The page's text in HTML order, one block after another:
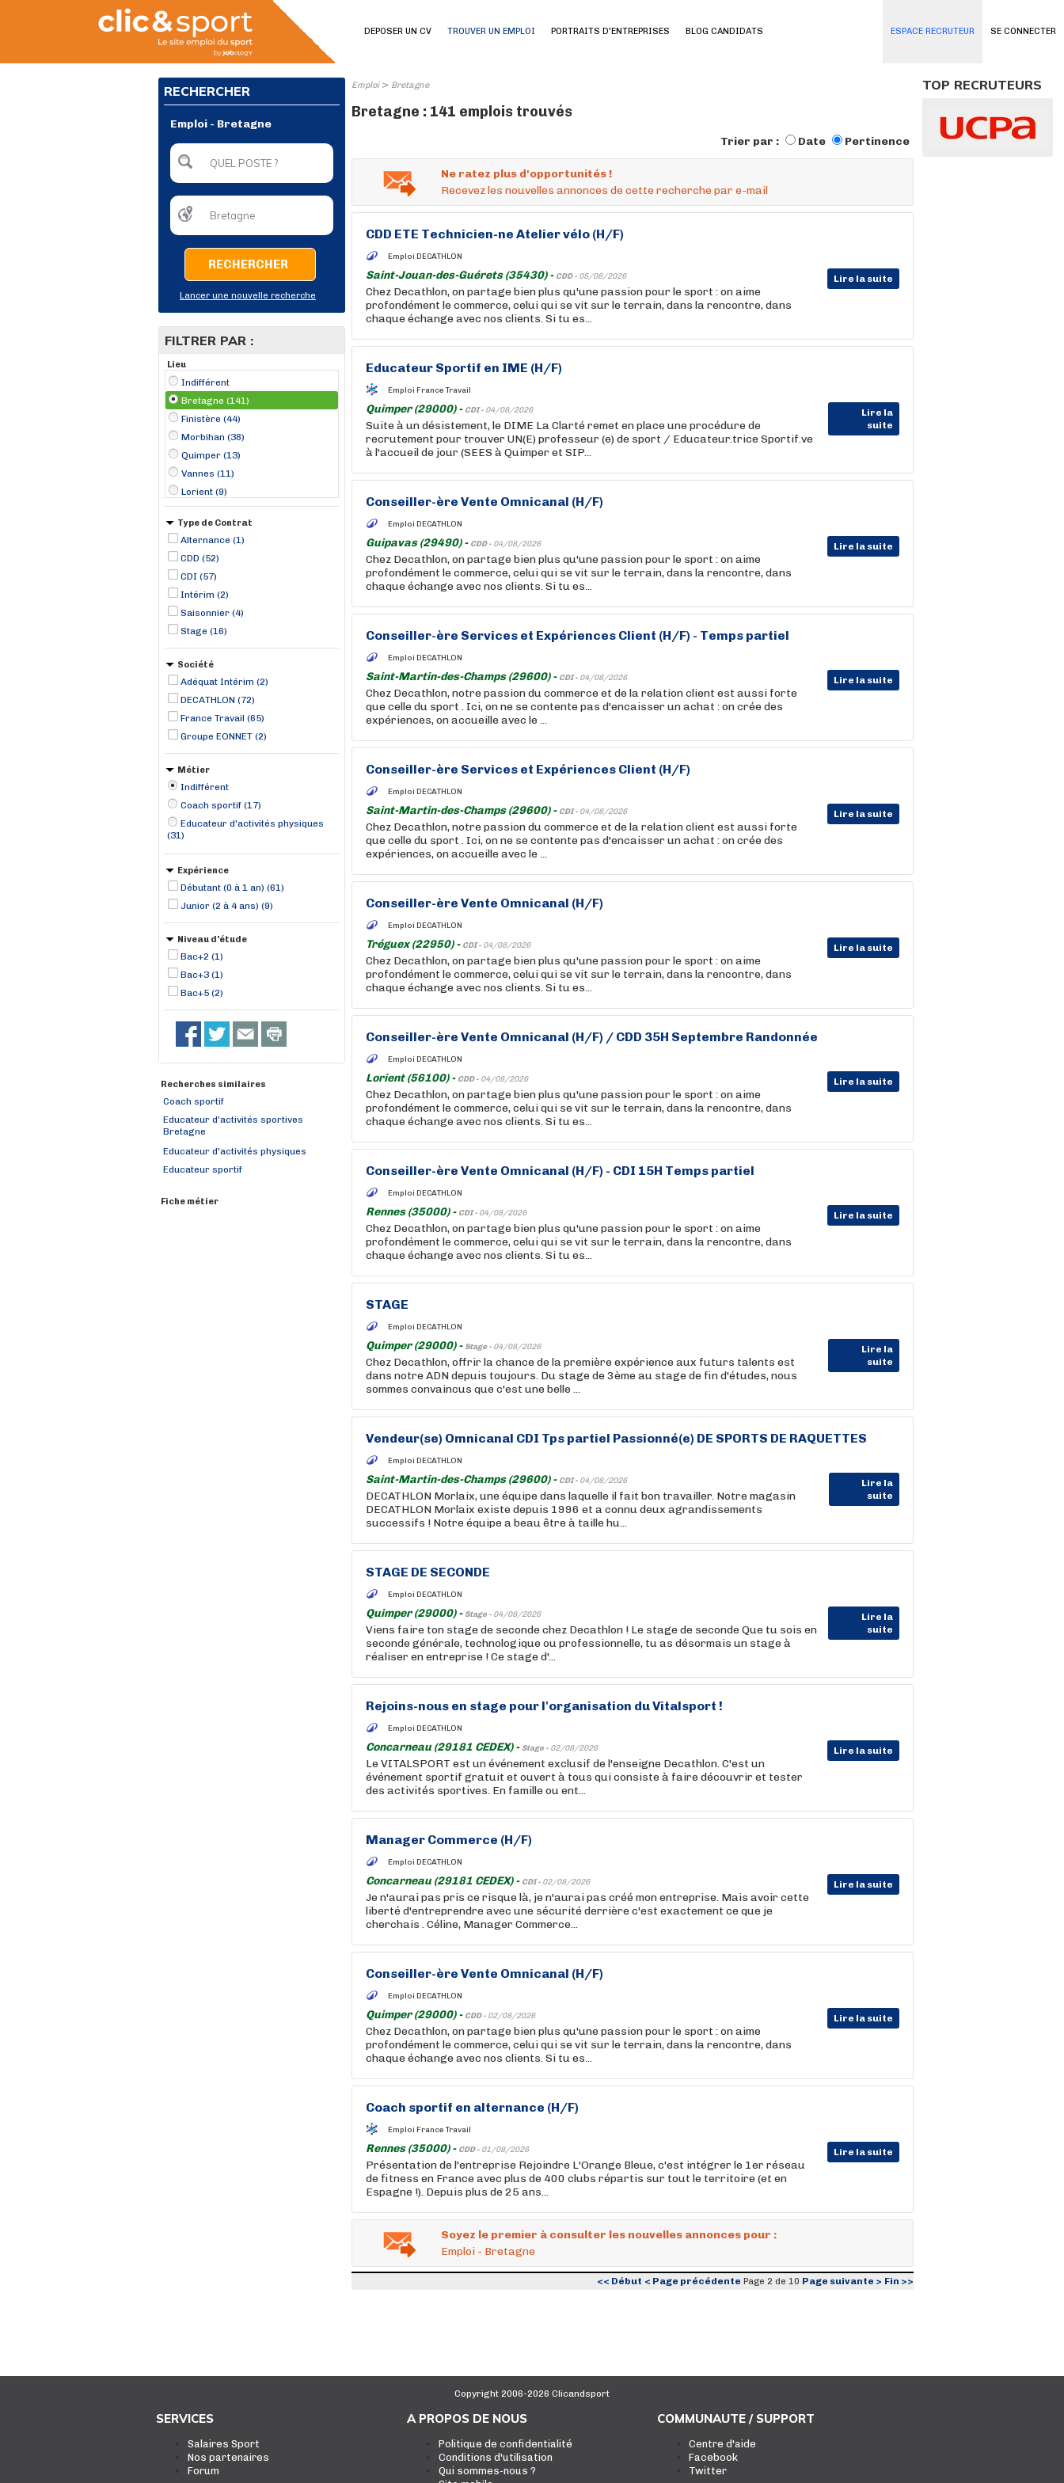
SE CONNECTER
DEPOSER UN CV TROUVER UN EMPLOI PORTRAITS D'ENTREPRISES BLOG CANDIDATS ESPACE RECRUTEUR
RECHERCHER
Emploi - Bretagne
RECHERCHER
Lancer une nouvelle recherche
FILTRER PAR :
Lieu
Indifférent
Bretagne (141)
Finistère (44)
Morbihan (38)
Quimper (13)
Vannes (11)
Lorient (9)
Rennes (8)
Brest (6)
Guipavas (6)
Saint-Jouan-des-Guérets (6)
Saint-Martin-des-Champs (6)
Tréguex (6)
Pontivy (5)
Type de Contrat
Alternance (1)
CDD (52)
CDI (57)
Intérim (2)
Saisonnier (4)
Stage (16)
Société
Adéquat Intérim (2)
DECATHLON (72)
France Travail (65)
Groupe EONNET (2)
Métier
Indifférent
Coach sportif (17)
Educateur d'activités physiques
(31)
Expérience
Débutant (0 à 1 an) (61)
Junior (2 à 4 ans) (9)
Niveau d'étude
Bac+2 (1)
Bac+3 (1)
Bac+5 (2)
Recherches similaires
Coach sportif
Educateur d'activités sportives
Bretagne
Educateur d'activités physiques
Educateur sportif
Fiche métier
Emploi> Bretagne
Bretagne : 141 emplois trouvés
Trier par : Date Pertinence
Ne ratez plus d'opportunités !
Recevez les nouvelles annonces de cette recherche par e-mail
CDD ETE Technicien-ne Atelier vélo (H/F)
Emploi DECATHLON
Saint-Jouan-des-Guérets (35430) - CDD - 05/08/2026 Lire la suite
Chez Decathlon, on partage bien plus qu'une passion pour le sport : on aime
profondément le commerce, celui qui se vit sur le terrain, dans la rencontre, dans
chaque échange avec nos clients. Si tu es...
Educateur Sportif en IME (H/F)
Emploi France Travail
Quimper (29000) - CDI - 04/08/2026
Lire la
suite
Suite à un désistement, le DIME La Clarté remet en place une procédure de
recrutement pour trouver UN(E) professeur (e) de sport / Educateur.trice Sportif.ve
à l'accueil de jour (SEES à Quimper et SIP...
Conseiller-ère Vente Omnicanal (H/F)
Emploi DECATHLON
Guipavas (29490) - CDD - 04/08/2026 Lire la suite
Chez Decathlon, on partage bien plus qu'une passion pour le sport : on aime
profondément le commerce, celui qui se vit sur le terrain, dans la rencontre, dans
chaque échange avec nos clients. Si tu es...
Conseiller-ère Services et Expériences Client (H/F) - Temps partiel
Emploi DECATHLON
Saint-Martin-des-Champs (29600) - CDI - 04/08/2026 Lire la suite
Chez Decathlon, notre passion du commerce et de la relation client est aussi forte
que celle du sport . Ici, on ne se contente pas d'encaisser un achat : on crée des
expériences, on accueille avec le ...
Conseiller-ère Services et Expériences Client (H/F)
Emploi DECATHLON
Saint-Martin-des-Champs (29600) - CDI - 04/08/2026 Lire la suite
Chez Decathlon, notre passion du commerce et de la relation client est aussi forte
que celle du sport . Ici, on ne se contente pas d'encaisser un achat : on crée des
expériences, on accueille avec le ...
Conseiller-ère Vente Omnicanal (H/F)
Emploi DECATHLON
Tréguex (22950) - CDI - 04/08/2026 Lire la suite
Chez Decathlon, on partage bien plus qu'une passion pour le sport : on aime
profondément le commerce, celui qui se vit sur le terrain, dans la rencontre, dans
chaque échange avec nos clients. Si tu es...
Conseiller-ère Vente Omnicanal (H/F) / CDD 35H Septembre Randonnée
Emploi DECATHLON
Lorient (56100) - CDD - 04/08/2026 Lire la suite
Chez Decathlon, on partage bien plus qu'une passion pour le sport : on aime
profondément le commerce, celui qui se vit sur le terrain, dans la rencontre, dans
chaque échange avec nos clients. Si tu es...
Conseiller-ère Vente Omnicanal (H/F) - CDI 15H Temps partiel
Emploi DECATHLON
Rennes (35000) - CDI - 04/08/2026 Lire la suite
Chez Decathlon, on partage bien plus qu'une passion pour le sport : on aime
profondément le commerce, celui qui se vit sur le terrain, dans la rencontre, dans
chaque échange avec nos clients. Si tu es...
STAGE
Emploi DECATHLON
Quimper (29000) - Stage - 04/08/2026
Lire la
suite
Chez Decathlon, offrir la chance de la première expérience aux futurs talents est
dans notre ADN depuis toujours. Du stage de 3ème au stage de fin d'études, nous
sommes convaincus que c'est une belle ...
Vendeur(se) Omnicanal CDI Tps partiel Passionné(e) DE SPORTS DE RAQUETTES
Emploi DECATHLON
Saint-Martin-des-Champs (29600) - CDI - 04/08/2026
Lire la
suite
DECATHLON Morlaix, une équipe dans laquelle il fait bon travailler. Notre magasin
DECATHLON Morlaix existe depuis 1996 et a connu deux agrandissements
successifs ! Notre équipe a beau être à taille hu...
STAGE DE SECONDE
Emploi DECATHLON
Quimper (29000) - Stage - 04/08/2026
Lire la
suite
Viens faire ton stage de seconde chez Decathlon ! Le stage de seconde Que tu sois en
seconde générale, technologique ou professionnelle, tu as désormais un stage à
réaliser en entreprise ! Ce stage d'...
Rejoins-nous en stage pour l'organisation du Vitalsport !
Emploi DECATHLON
Concarneau (29181 CEDEX) - Stage - 02/08/2026 Lire la suite
Le VITALSPORT est un événement exclusif de l'enseigne Decathlon. C'est un
événement sportif gratuit et ouvert à tous qui consiste à faire découvrir et tester
des activités sportives. En famille ou ent...
Manager Commerce (H/F)
Emploi DECATHLON
Concarneau (29181 CEDEX) - CDI - 02/08/2026 Lire la suite
Je n'aurai pas pris ce risque là, je n'aurai pas créé mon entreprise. Mais avoir cette
liberté d'entreprendre avec une sécurité derrière c'est exactement ce que je
cherchais . Céline, Manager Commerce...
Conseiller-ère Vente Omnicanal (H/F)
Emploi DECATHLON
Quimper (29000) - CDD - 02/08/2026 Lire la suite
Chez Decathlon, on partage bien plus qu'une passion pour le sport : on aime
profondément le commerce, celui qui se vit sur le terrain, dans la rencontre, dans
chaque échange avec nos clients. Si tu es...
Coach sportif en alternance (H/F)
Emploi France Travail
Rennes (35000) - CDD - 01/08/2026 Lire la suite
Présentation de l'entreprise Rejoindre L'Orange Bleue, c'est intégrer le 1er réseau
de fitness en France avec plus de 400 clubs répartis sur tout le territoire (et en
Espagne !). Depuis plus de 25 ans...
Soyez le premier à consulter les nouvelles annonces pour :
Emploi - Bretagne
<< Début < Page précédente Page 2 de 10 Page suivante > Fin >>
TOP RECRUTEURS
Copyright 2006-2026 Clicandsport
SERVICES
Salaires Sport
Nos partenaires
Forum
A PROPOS DE NOUS
Politique de confidentialité
Conditions d'utilisation
Qui sommes-nous ?
COMMUNAUTE / SUPPORT
Centre d'aide
Facebook
Twitter